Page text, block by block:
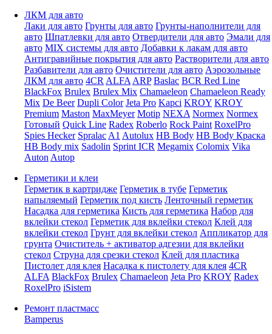
ЛКМ для авто
Лаки для авто Грунты для авто Грунты-наполнители для
авто Шпатлевки для авто Отвердители для авто Эмали для
авто MIX системы для авто Добавки к лакам для авто
Антигравийные покрытия для авто Растворители для авто
Разбавители для авто Очистители для авто Аэрозольные
ЛКМ для авто 4CR ALFA ARP Baslac BCR Red Line
BlackFox Brulex Brulex Mix Chamaeleon Chamaeleon Ready
Mix De Beer Dupli Color Jeta Pro Kapci KROY KROY
Premium Maston MaxMeyer Motip NEXA Normex Normex
Готовый Quick Line Radex Roberlo Rock Paint RoxelPro
Spies Hecker Spralac A1 Autolux HB Body HB Body Краска
HB Body mix Sadolin Sprint ICR Megamix Colomix Vika
Auton Autop
Герметики и клеи
Герметик в картридже Герметик в тубе Герметик
напыляемый Герметик под кисть Ленточный герметик
Насадка для герметика Кисть для герметика Набор для
вклейки стекол Герметик для вклейки стекол Клей для
вклейки стекол Грунт для вклейки стекол Аппликатор для
грунта Очиститель + активатор адгезии для вклейки
стекол Струна для срезки стекол Клей для пластика
Пистолет для клея Насадка к пистолету для клея 4CR
ALFA BlackFox Brulex Chamaeleon Jeta Pro KROY Radex
RoxelPro iSistem
Ремонт пластмасс
Bamperus